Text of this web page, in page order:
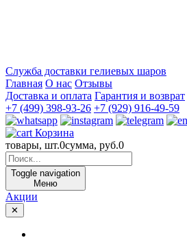
Служба доставки гелиевых шаров
Главная О нас Отзывы
Доставка и оплата Гарантия и возврат
+7 (499) 398-93-26 +7 (929) 916-49-59
Корзина
товары, шт.0сумма, руб.0
Toggle navigation
Меню
Акции
✕